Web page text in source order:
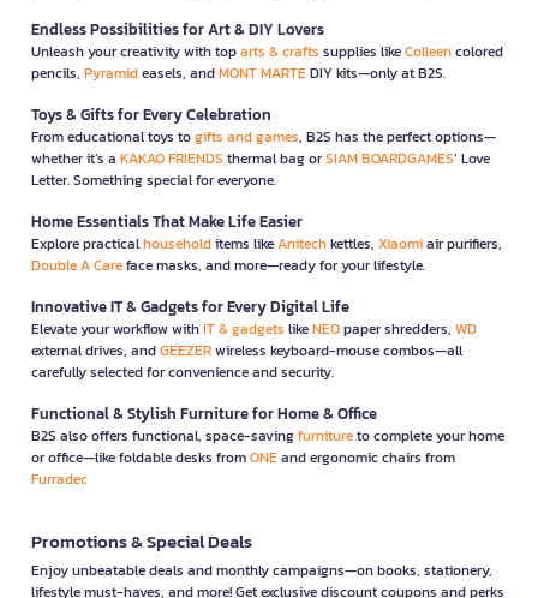
Endless Possibilities for Art & DIY Lovers
Unleash your creativity with toparts & crafts supplies likeColleencolored
pencils, Pyramideasels, andMONT MARTEDIY kits—only at B2S.
Toys & Gifts for Every Celebration
From educational toys togifts and games, B2S has the perfect options—
whether it’s a KAKAO FRIENDS thermal bag orSIAM BOARDGAMES’ Love
Letter. Something special for everyone.
Home Essentials That Make Life Easier
Explore practicalhouseholditems likeAnitechkettles, Xiaomiair purifiers,
Double A Careface masks, and more—ready for your lifestyle.
Innovative IT & Gadgets for Every Digital Life
Elevate your workflow withIT & gadgets likeNEOpaper shredders, WD
external drives, andGEEZERwireless keyboard-mouse combos—all
carefully selected for convenience and security.
Functional & Stylish Furniture for Home & Office
B2S also offers functional, space-savingfurnitureto complete your home
or office—like foldable desks fromONEand ergonomic chairs from
Furradec
Promotions & Special Deals
Enjoy unbeatable deals and monthly campaigns—on books, stationery,
lifestyle must-haves, and more! Get exclusive discount coupons and perks